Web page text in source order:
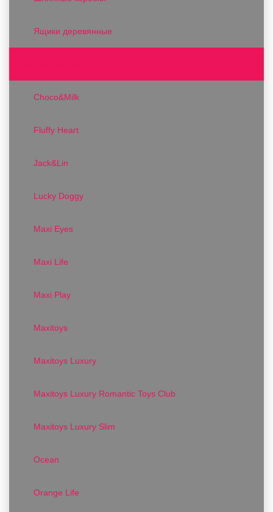
Ящики деревянные
Choco&Milk
Fluffy Heart
Jack&Lin
Lucky Doggy
Maxi Eyes
Maxi Life
Maxi Play
Maxitoys
Maxitoys Luxury
Maxitoys Luxury Romantic Toys Club
Maxitoys Luxury Slim
Ocean
Orange Life